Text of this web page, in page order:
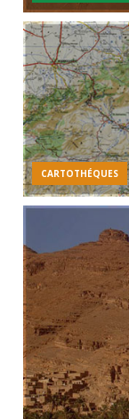
CARTOTHÉQUES